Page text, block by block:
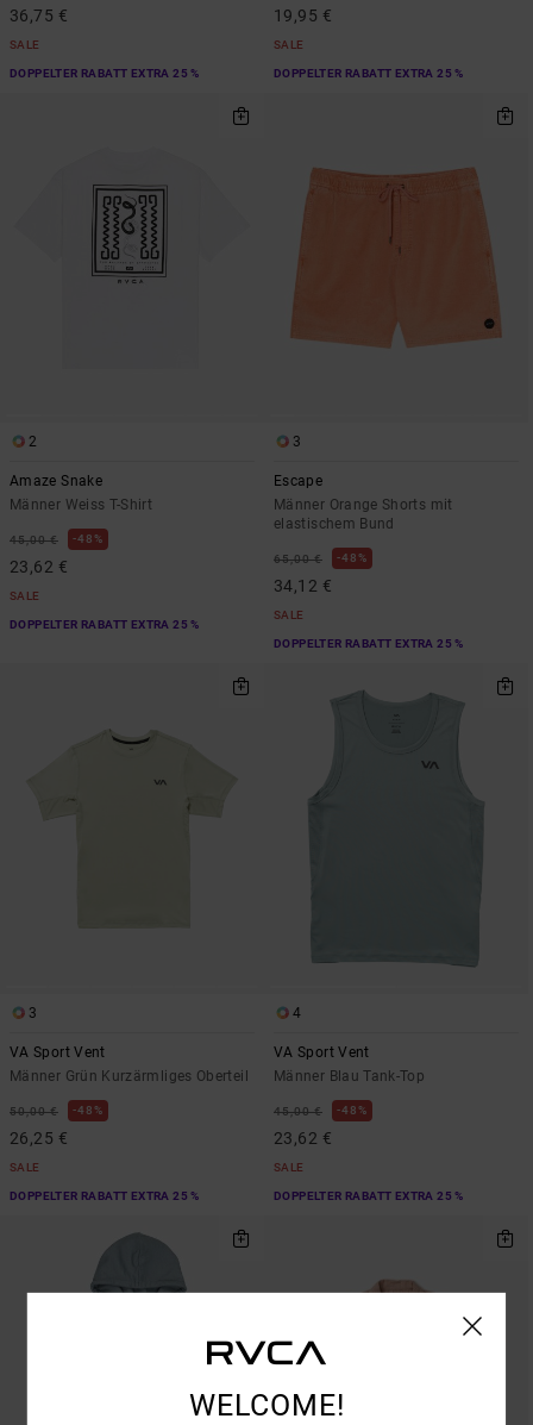
36,75 €
SALE
DOPPELTER RABATT EXTRA 25 %
19,95 €
SALE
DOPPELTER RABATT EXTRA 25 %
2
Amaze Snake
Männer Weiss T-Shirt
45,00 € 48%
23,62 €
SALE
DOPPELTER RABATT EXTRA 25 %
3
Escape
Männer Orange Shorts mit
elastischem Bund
65,00 € 48%
34,12 €
SALE
DOPPELTER RABATT EXTRA 25 %
3
VA Sport Vent
Männer Grün Kurzärmliges Oberteil
50,00 € 48%
26,25 €
SALE
DOPPELTER RABATT EXTRA 25 %
4
VA Sport Vent
Männer Blau Tank-Top
45,00 € 48%
23,62 €
SALE
DOPPELTER RABATT EXTRA 25 %
WELCOME!